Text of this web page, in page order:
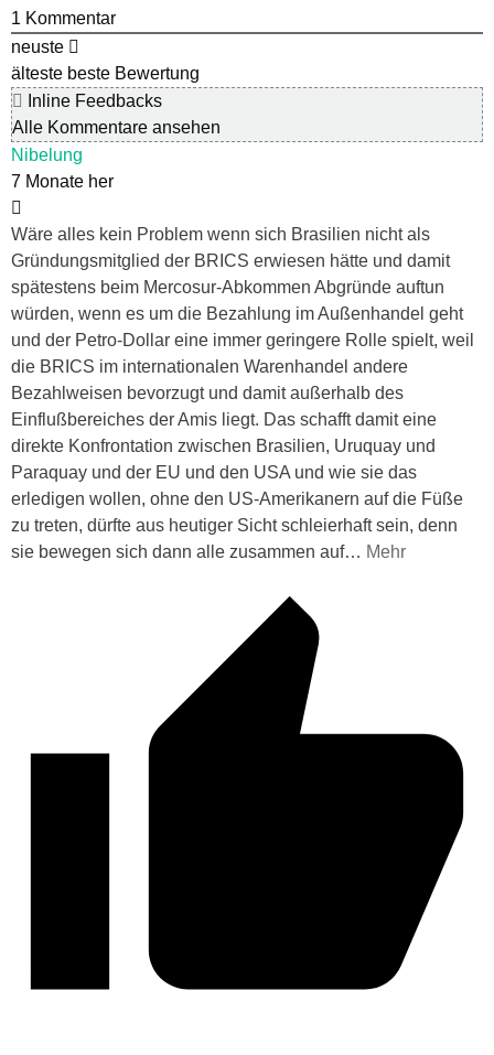
1 Kommentar
neuste
älteste beste Bewertung
Inline Feedbacks
Alle Kommentare ansehen
Nibelung
7 Monate her
Wäre alles kein Problem wenn sich Brasilien nicht als
Gründungsmitglied der BRICS erwiesen hätte und damit
spätestens beim Mercosur-Abkommen Abgründe auftun
würden, wenn es um die Bezahlung im Außenhandel geht
und der Petro-Dollar eine immer geringere Rolle spielt, weil
die BRICS im internationalen Warenhandel andere
Bezahlweisen bevorzugt und damit außerhalb des
Einflußbereiches der Amis liegt. Das schafft damit eine
direkte Konfrontation zwischen Brasilien, Uruquay und
Paraquay und der EU und den USA und wie sie das
erledigen wollen, ohne den US-Amerikanern auf die Füße
zu treten, dürfte aus heutiger Sicht schleierhaft sein, denn
sie bewegen sich dann alle zusammen auf… Mehr